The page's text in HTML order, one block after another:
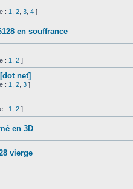
: 1 2 3 4 ]
en souffrance
: 1 2 ]
net]
: 1 2 3 ]
: 1 2 ]
en 3D
vierge